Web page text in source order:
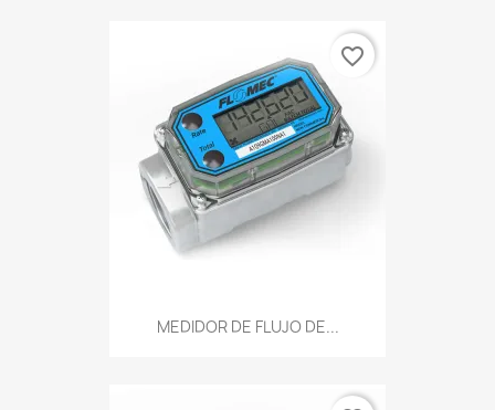
MEDIDOR DE FLUJO DE...
favorite_border